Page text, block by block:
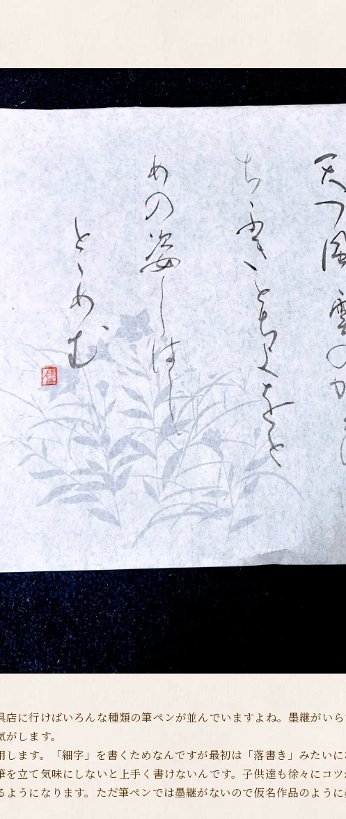
店に行けばいろんな種類の筆ペンが並んでいますよね。墨継がい
します。
ます。「細字」を書くためなんですが最初は「落書き」みたい
立て気味にしないと上手く書けないんです。子供達も徐々にコ
うになります。ただ筆ペンでは墨継がないので仮名作品のよう